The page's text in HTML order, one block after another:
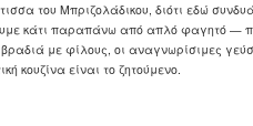
του Μπριζολάδικου, διότι εδώ
κάτι παραπάνω από απλό φαγητό —
με φίλους, οι αναγνωρίσιμες
κουζίνα είναι το ζητούμενο.